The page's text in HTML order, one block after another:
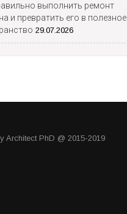
выполнить ремонт
и превратить его в полезное
29.07.2026
Architect PhD @ 2015-2019